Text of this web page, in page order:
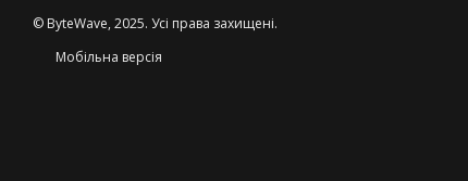
© ByteWave, 2025. Усі права захищені.
Мобільна версія